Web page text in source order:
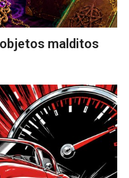
malditos